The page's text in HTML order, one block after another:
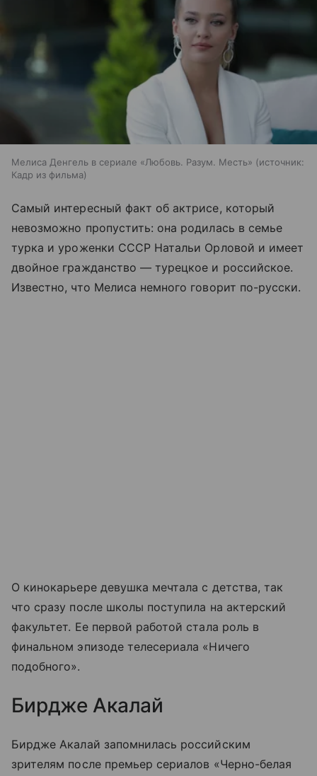
Мелиса Денгель в сериале «Любовь. Разум. Месть»
источник:
Кадр из фильма
Самый интересный факт об актрисе, который
невозможно пропустить: она родилась в семье
турка и уроженки СССР Натальи Орловой и имеет
двойное гражданство — турецкое и российское.
Известно, что Мелиса немного говорит по-русски.
О кинокарьере девушка мечтала с детства, так
что сразу после школы поступила на актерский
факультет. Ее первой работой стала роль в
финальном эпизоде телесериала «Ничего
подобного».
Бирдже Акалай
Бирдже Акалай запомнилась российским
зрителям после премьер сериалов «Черно-белая